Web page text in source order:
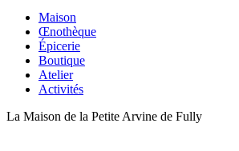
Maison
Œnothèque
Épicerie
Boutique
Atelier
Activités
La Maison de la Petite Arvine de Fully